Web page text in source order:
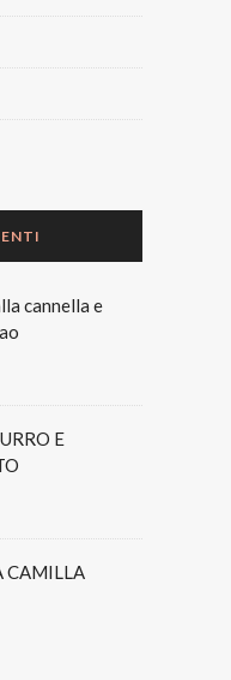
cannella e
E
CAMILLA